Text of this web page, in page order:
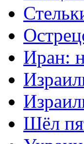
Иран:
Шёл